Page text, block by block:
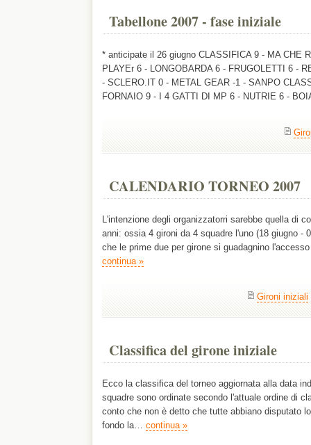
Tabellone 2007 - fase iniziale
* anticipate il 26 giugno CLASSIFICA 9 - MA CHE
PLAYEr 6 - LONGOBARDA 6 - FRUGOLETTI 6 -
- SCLERO.IT 0 - METAL GEAR -1 - SANPO
FORNAIO 9 - I 4 GATTI DI MP 6 - NUTRIE 6 -
CALENDARIO TORNEO 2007
L'intenzione degli organizzatorri sarebbe quella di
anni: ossia 4 gironi da 4 squadre l'uno (18 giugno -
che le prime due per girone si guadagnino
continua »
Gironi iniziali
Classifica del girone iniziale
Ecco la classifica del torneo aggiornata alla data
squadre sono ordinate secondo l'attuale ordine di
conto che non è detto che tutte abbiano disputato
fondo la… continua »